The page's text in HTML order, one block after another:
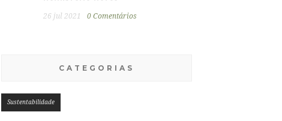
26 jul 2021 0 Comentários
CATEGORIAS
Sustentabilidade